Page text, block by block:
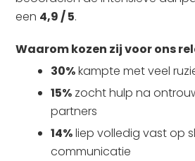
een 4,9 / 5.
Waarom kozen zij voor ons
30%kampte met veel
15% zocht hulp na
partners
14%liep volledig vast op
communicatie